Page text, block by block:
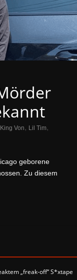
King Von, Lil Tim,
geborene
Zu diesem
„freak-off“ S*xtape